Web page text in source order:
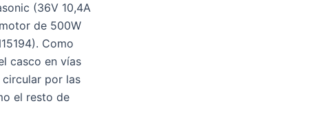
(36V 10,4A
de 500W
Como
casco en vías
circular por las
el resto de